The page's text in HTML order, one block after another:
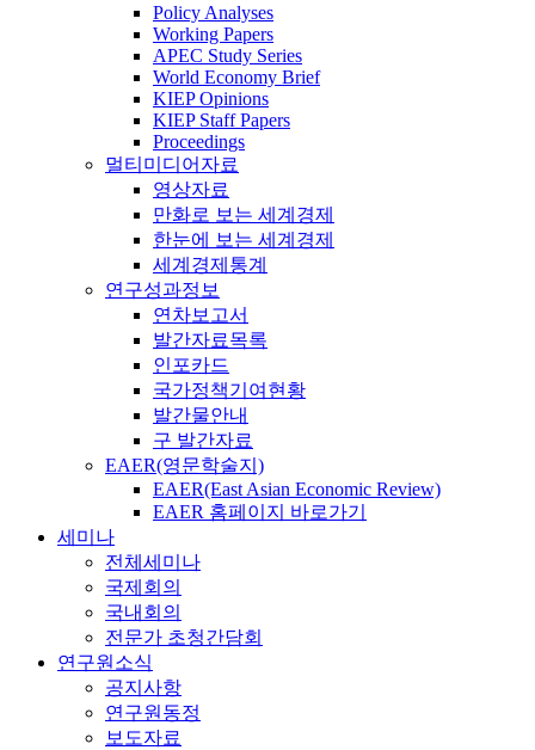
Policy Analyses
Working Papers
APEC Study Series
World Economy Brief
KIEP Opinions
KIEP Staff Papers
Proceedings
멀티미디어자료
영상자료
만화로 보는 세계경제
한눈에 보는 세계경제
세계경제통계
연구성과정보
연차보고서
발간자료목록
인포카드
국가정책기여현황
발간물안내
구 발간자료
EAER(영문학술지)
EAER(East Asian Economic Review)
EAER 홈페이지 바로가기
세미나
전체세미나
국제회의
국내회의
전문가 초청간담회
연구원소식
공지사항
연구원동정
보도자료